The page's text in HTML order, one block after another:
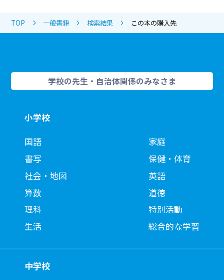
TOP 一般書籍 検索結果 この本の購入先
学校の先生・自治体関係のみなさま
小学校
国語
書写
社会・地図
算数
理科
生活
家庭
保健・体育
英語
道徳
特別活動
総合的な学習
中学校